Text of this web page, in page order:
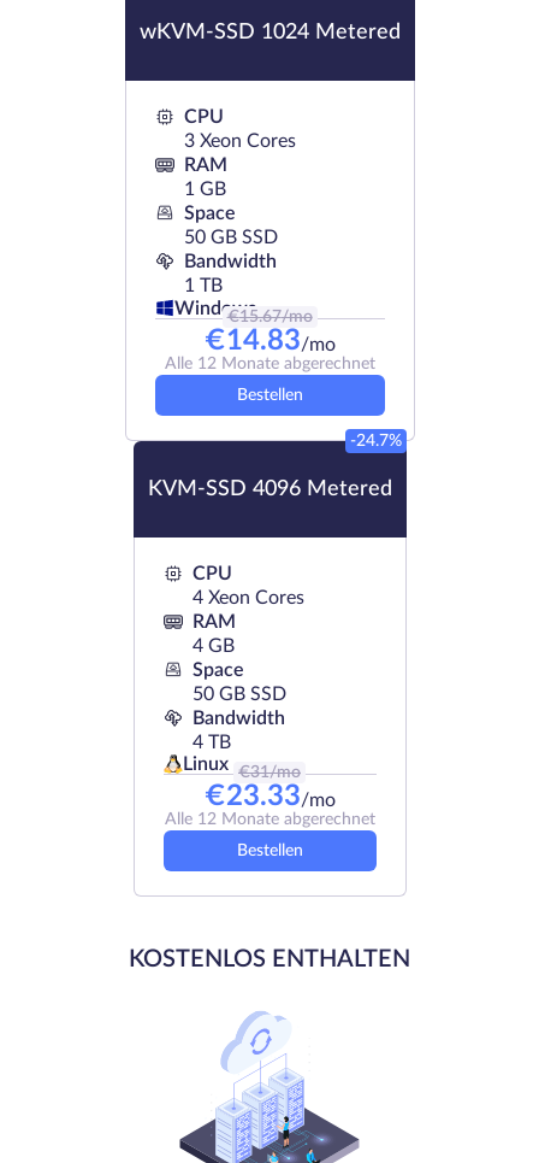
wKVM-SSD 1024 Metered
CPU
3 Xeon Cores
RAM
1 GB
Space
50 GB SSD
Bandwidth
1 TB
Windows
€15.67/mo
€14.83/mo
Alle 12 Monate abgerechnet
Bestellen
KVM-SSD 4096 Metered
-24.7%
CPU
4 Xeon Cores
RAM
4 GB
Space
50 GB SSD
Bandwidth
4 TB
Linux
€31/mo
€23.33/mo
Alle 12 Monate abgerechnet
Bestellen
KOSTENLOS ENTHALTEN